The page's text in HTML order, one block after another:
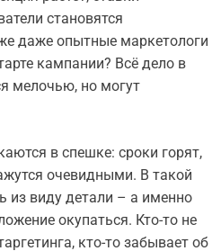
становятся
даже опытные маркетологи
кампании? Всё дело в
мелочью, но могут
в спешке: сроки горят,
очевидными. В такой
из виду детали – а именно
окупаться. Кто-то не
кто-то забывает об